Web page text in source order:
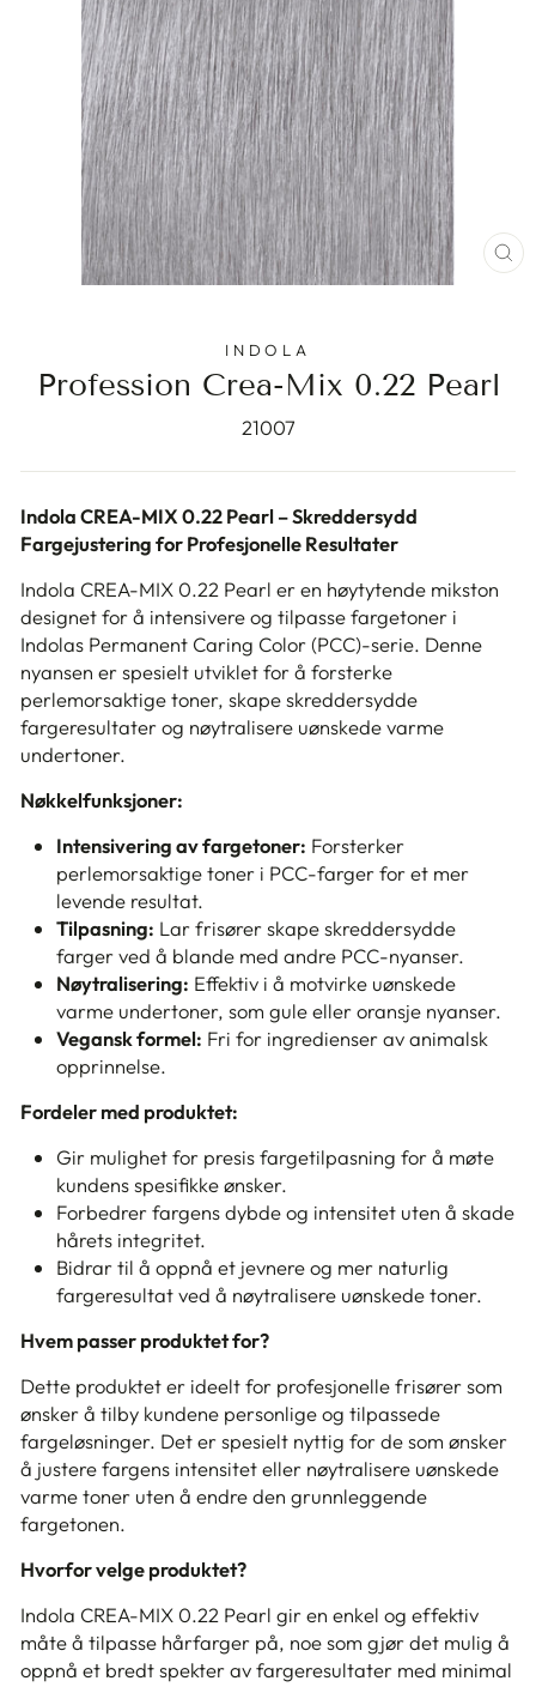
INDOLA
Profession Crea-Mix 0.22 Pearl
21007
Indola CREA-MIX 0.22 Pearl – Skreddersydd
Fargejustering for Profesjonelle Resultater
Indola CREA-MIX 0.22 Pearl er en høytytende mikston
designet for å intensivere og tilpasse fargetoner i
Indolas Permanent Caring Color (PCC)-serie. Denne
nyansen er spesielt utviklet for å forsterke
perlemorsaktige toner, skape skreddersydde
fargeresultater og nøytralisere uønskede varme
undertoner.
Nøkkelfunksjoner:
Intensivering av fargetoner: Forsterker
perlemorsaktige toner i PCC-farger for et mer
levende resultat.
Tilpasning: Lar frisører skape skreddersydde
farger ved å blande med andre PCC-nyanser.
Nøytralisering: Effektiv i å motvirke uønskede
varme undertoner, som gule eller oransje nyanser.
Vegansk formel: Fri for ingredienser av animalsk
opprinnelse.
Fordeler med produktet:
Gir mulighet for presis fargetilpasning for å møte
kundens spesifikke ønsker.
Forbedrer fargens dybde og intensitet uten å skade
hårets integritet.
Bidrar til å oppnå et jevnere og mer naturlig
fargeresultat ved å nøytralisere uønskede toner.
Hvem passer produktet for?
Dette produktet er ideelt for profesjonelle frisører som
ønsker å tilby kundene personlige og tilpassede
fargeløsninger. Det er spesielt nyttig for de som ønsker
å justere fargens intensitet eller nøytralisere uønskede
varme toner uten å endre den grunnleggende
fargetonen.
Hvorfor velge produktet?
Indola CREA-MIX 0.22 Pearl gir en enkel og effektiv
måte å tilpasse hårfarger på, noe som gjør det mulig å
oppnå et bredt spekter av fargeresultater med minimal